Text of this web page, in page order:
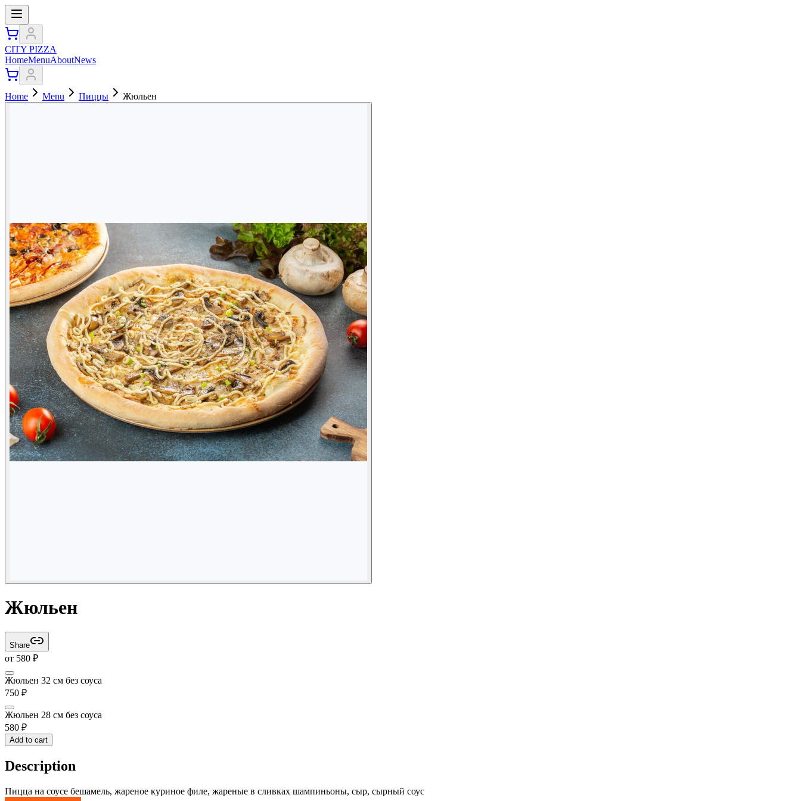
CITY PIZZA
HomeMenuAboutNews
Home Menu Пиццы Жюльен
Жюльен
Share
от 580 ₽
Жюльен 32 см без соуса
750 ₽
Жюльен 28 см без соуса
580 ₽
Add to cart
Description
Пицца на соусе бешамель, жареное куриное филе, жареные в сливках шампиньоны, сыр, сырный соус